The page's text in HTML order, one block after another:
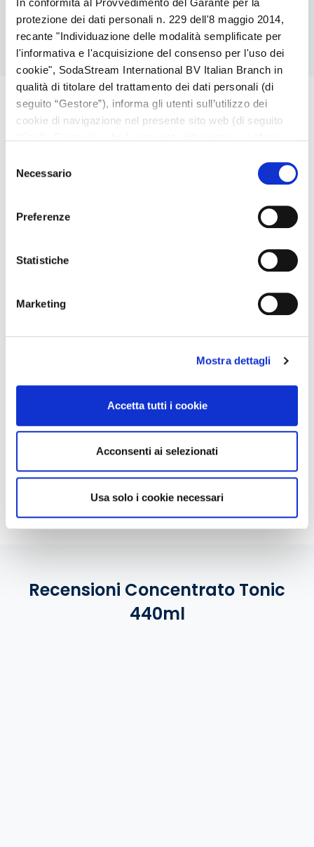
In conformità al Provvedimento del Garante per la
protezione dei dati personali n. 229 dell'8 maggio 2014,
recante "Individuazione delle modalità semplificate per
l'informativa e l'acquisizione del consenso per l'uso dei
cookie", SodaStream International BV Italian Branch in
qualità di titolare del trattamento dei dati personali (di
seguito “Gestore”), informa gli utenti sull’utilizzo dei
cookie di navigazione nel presente sito web (di seguito
eventualmente raggiungibili dall’Utente mediante link in
delNecessario
Preferenze
Statistiche
Marketing
Mostra dettagli
Accetta tutti i cookie
Acconsenti ai selezionati
Usa solo i cookie necessari
gusta!
Ogni concentrato permette di realizzare fino a 9 litri* di
bevanda.
*se preparata secondo le istruzioni
Altre domande?
di 1 litro di bevanda?
La quantità di concentrato da utilizzare dipende dall'intensità di
Il concentrato quanto si conserva una volta aperto?
consumato preferibilmente entro 30 giorni.
Perchè SodaStream?
sempre
drink
e cocktail
plastica
Recensioni Concentrato Tonic
440ml